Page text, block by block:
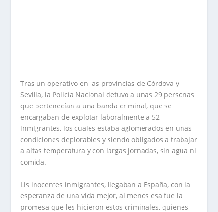
Tras un operativo en las provincias de Córdova y
Sevilla, la Policía Nacional detuvo a unas 29 personas
que pertenecían a una banda criminal, que se
encargaban de explotar laboralmente a 52
inmigrantes, los cuales estaba aglomerados en unas
condiciones deplorables y siendo obligados a trabajar
a altas temperatura y con largas jornadas, sin agua ni
comida.
Lis inocentes inmigrantes, llegaban a España, con la
esperanza de una vida mejor, al menos esa fue la
promesa que les hicieron estos criminales, quienes